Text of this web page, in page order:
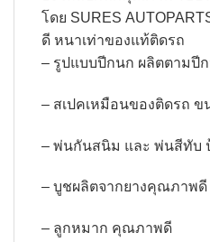
โดย SURES
ดี หนาเท่าของแท้ติดรถ
– รูปแบบปีกนก ผลิตตามปี
– สเปคเหมือนของติดรถ
– พ่นกันสนิม และ พ่นสีทับ
– บูชผลิตจากยางคุณภาพ
– ลูกหมาก คุณภาพดี